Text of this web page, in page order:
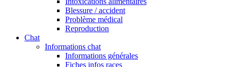
Blessure / accident
Problème médical
Reproduction
Chat
Informations chat
Informations générales
Fiches infos races